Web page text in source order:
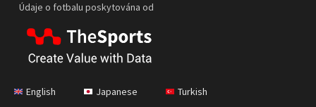
Údaje o fotbalu poskytována od
English Japanese Turkish